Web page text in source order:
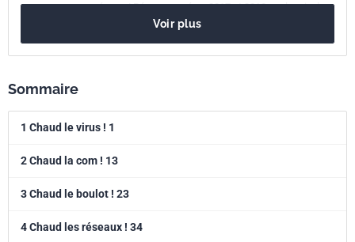
que nous avons vécues ! Récompensé en 2017 et 2018 par le prix du
dessin de presse sur le management, il fait désormais partie du jury
du Salon du Management chargé de décerner le Prix à un nouveau
accompagne des dirigeants dans leur parcours professionnel et
sur LinkedIn jean-Michel Milon/lamineducoach, Twitter, Instagram et
Voir plus
Sommaire
1 Chaud le virus ! 1
2 Chaud la com ! 13
3 Chaud le boulot ! 23
4 Chaud les réseaux ! 34